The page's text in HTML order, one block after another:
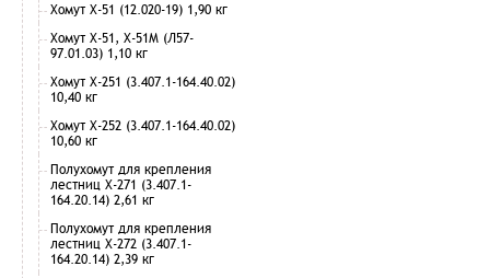
Хомут Х-51 (12.020-19) 1,90 кг
Хомут Х-51, Х-51М (Л57-
97.01.03) 1,10 кг
Хомут Х-251 (3.407.1-164.40.02)
10,40 кг
Хомут Х-252 (3.407.1-164.40.02)
10,60 кг
Полухомут для крепления
лестниц Х-271 (3.407.1-
164.20.14) 2,61 кг
Полухомут для крепления
лестниц Х-272 (3.407.1-
164.20.14) 2,39 кг